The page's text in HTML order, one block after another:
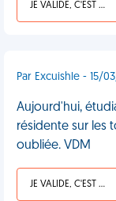
JE VALIDE, C'EST UNE VDM
Par Excuishle - 15/
Aujourd'hui,
résidente sur les
oubliée. VDM
JE VALIDE, C'EST UNE VDM